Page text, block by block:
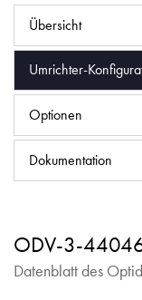
Übersicht
Umrichter-
Optionen
Dokumentation
ODV-3-
Datenblatt des